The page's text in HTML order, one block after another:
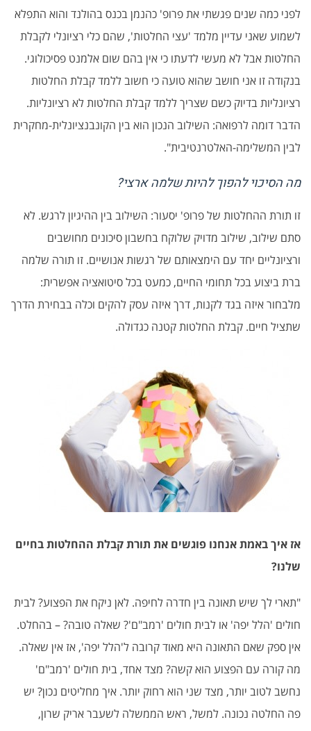
לפני כמה שנים פגשתי את פרופ' כהנמן בכנס בהולנד והוא התפלא
לשמוע שאני עדיין מלמד 'עצי החלטות', שהם כלי רציונלי לקבלת
החלטות אבל לא מעשי לדעתו כי אין בהם שום אלמנט פסיכולוגי.
בנקודה זו אני חושב שהוא טועה כי חשוב ללמד קבלת החלטות
רציונליות בדיוק כשם שצריך ללמד קבלת החלטות לא רציונליות.
הדבר דומה לרפואה: השילוב הנכון הוא בין הקונבנציונלית-מחקרית
לבין המשלימה-האלטרנטיבית".
מה הסיכוי להפוך להיות שלמה ארצי?
זו תורת ההחלטות של פרופ' יסעור: השילוב בין ההיגיון לרגש. לא
סתם שילוב, שילוב מדויק שלוקח בחשבון סיכונים מחושבים
ורציונליים יחד עם הימצאותם של רגשות אנושיים. זו תורה שלמה
ברת ביצוע בכל תחומי החיים, כמעט בכל סיטואציה אפשרית:
מלבחור איזה בגד לקנות, דרך איזה עסק להקים וכלה בבחירת הדרך
שתציל חיים. קבלת החלטות קטנה כגדולה.
אז איך באמת אנחנו פוגשים את תורת קבלת ההחלטות בחיים
שלנו?
"תארי לך שיש תאונה בין חדרה לחיפה. לאן ניקח את הפצוע? לבית
חולים 'הלל יפה' או לבית חולים 'רמב"ם'? שאלה טובה? – בהחלט.
אין ספק שאם התאונה היא מאוד קרובה ל'הלל יפה', אז אין שאלה.
מה קורה עם הפצוע הוא קשה? מצד אחד, בית חולים 'רמב"ם'
נחשב לטוב יותר, מצד שני הוא רחוק יותר. איך מחליטים נכון? יש
פה החלטה נכונה. למשל, ראש הממשלה לשעבר אריק שרון,